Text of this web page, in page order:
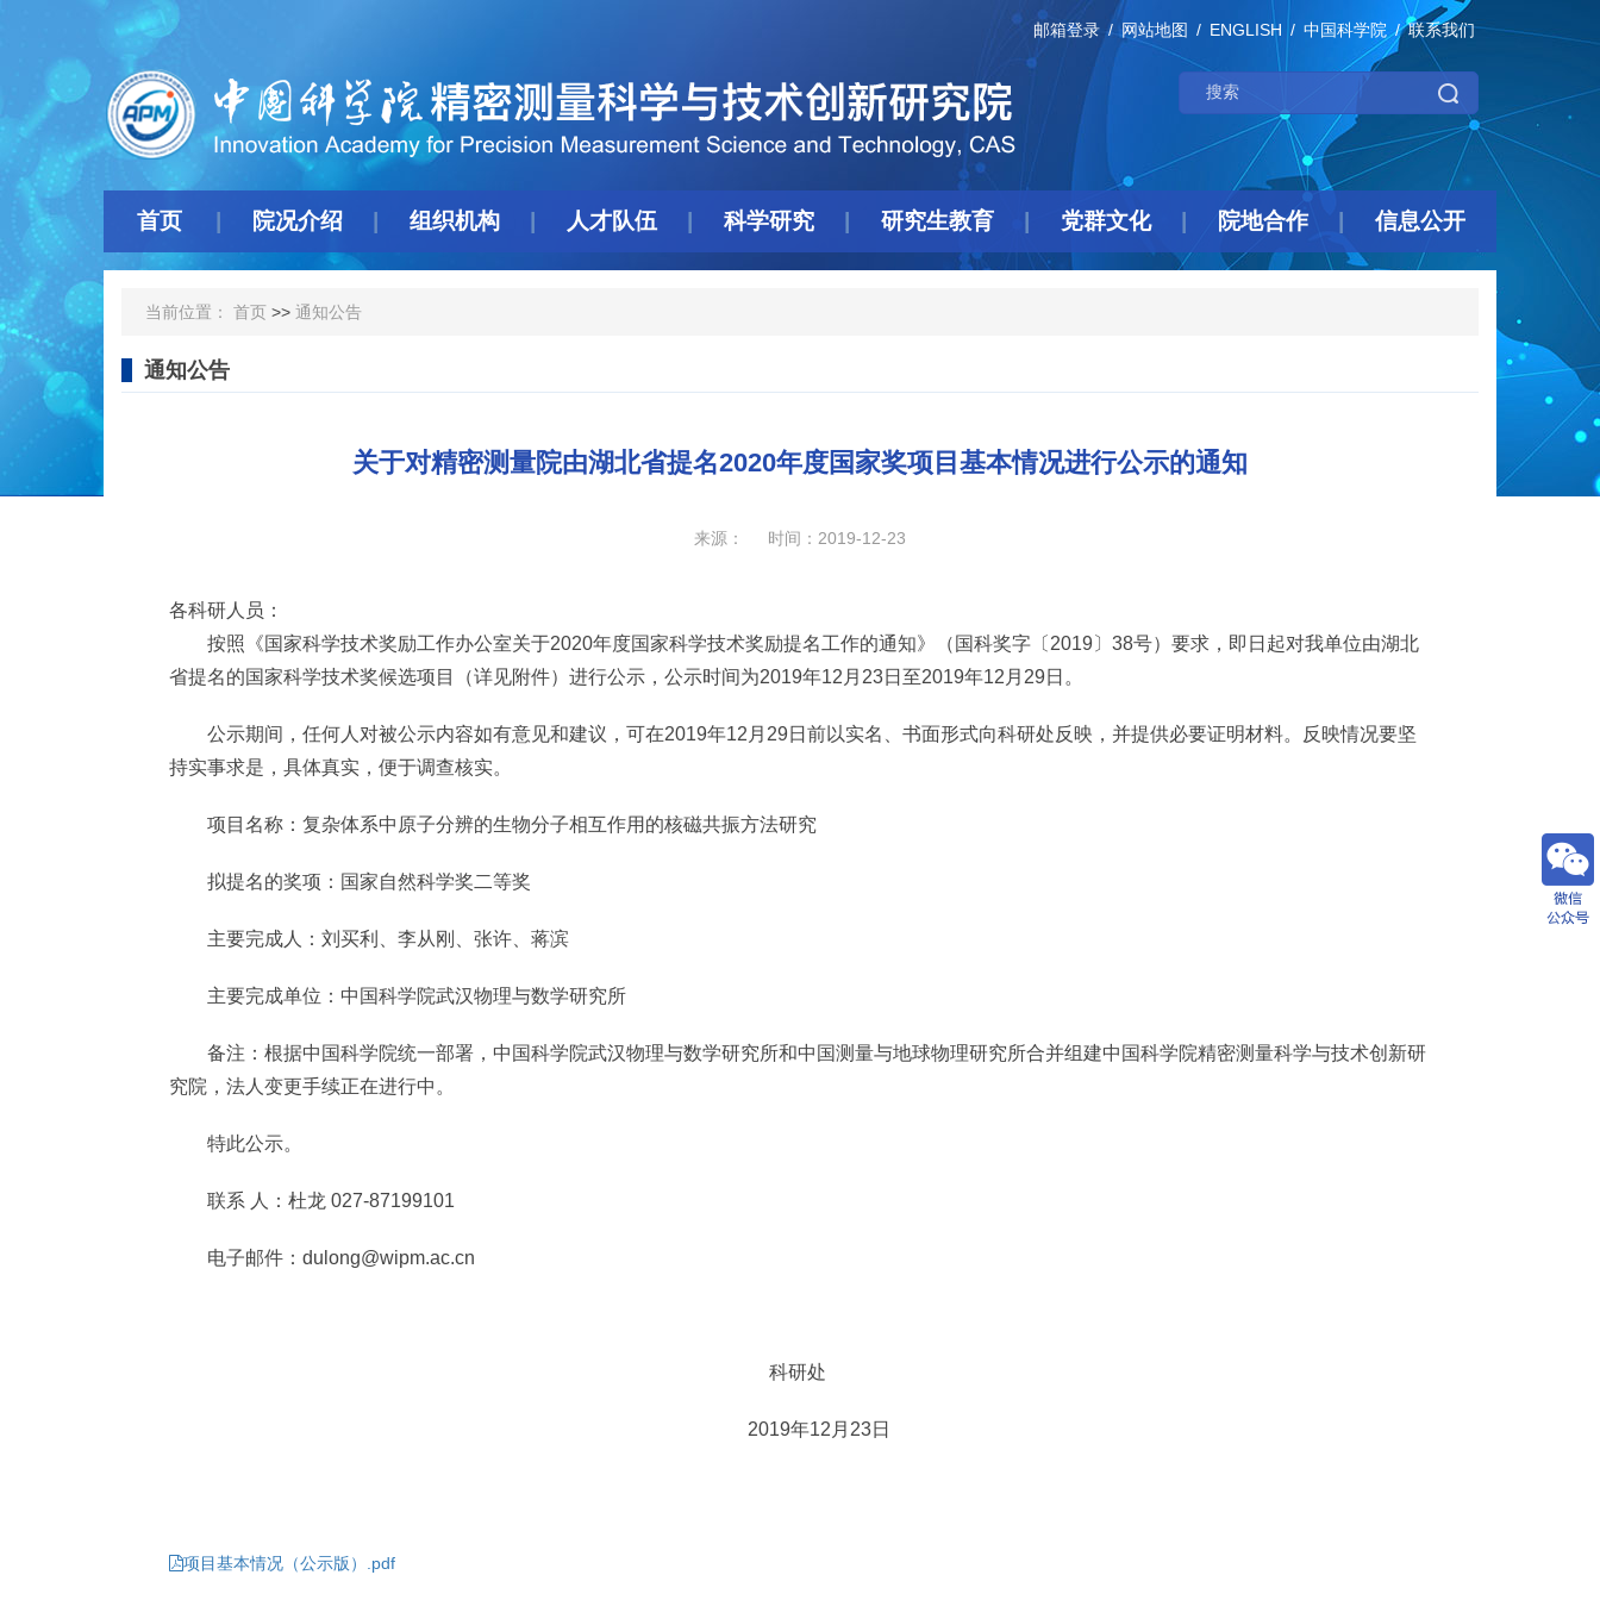
邮箱登录 网站地图 ENGLISH 中国科学院 联系我们
首页 院况介绍 组织机构 人才队伍 科学研究 研究生教育 党群文化 院地合作 信息公开
当前位置： 首页 >> 通知公告
通知公告
关于对精密测量院由湖北省提名2020年度国家奖项目基本情况进行公示的通知
来源： 时间：2019-12-23
各科研人员：
按照《国家科学技术奖励工作办公室关于2020年度国家科学技术奖励提名工作的通知》（国科奖字〔2019〕38号）要求，即日起对我单位由湖北
省提名的国家科学技术奖候选项目（详见附件）进行公示，公示时间为2019年12月23日至2019年12月29日。
公示期间，任何人对被公示内容如有意见和建议，可在2019年12月29日前以实名、书面形式向科研处反映，并提供必要证明材料。反映情况要坚
持实事求是，具体真实，便于调查核实。
项目名称：复杂体系中原子分辨的生物分子相互作用的核磁共振方法研究
拟提名的奖项：国家自然科学奖二等奖
主要完成人：刘买利、李从刚、张许、蒋滨
主要完成单位：中国科学院武汉物理与数学研究所
备注：根据中国科学院统一部署，中国科学院武汉物理与数学研究所和中国测量与地球物理研究所合并组建中国科学院精密测量科学与技术创新研
究院，法人变更手续正在进行中。
特此公示。
联系 人：杜龙 027-87199101
电子邮件：dulong@wipm.ac.cn
科研处
2019年12月23日
项目基本情况（公示版）.pdf